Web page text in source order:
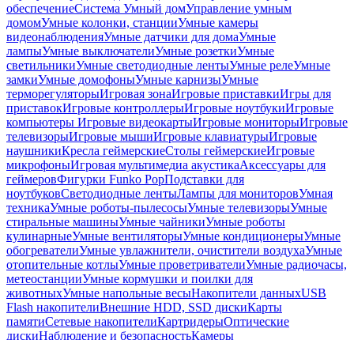
обеспечениеСистема Умный домУправление умным
домомУмные колонки, станцииУмные камеры
видеонаблюденияУмные датчики для домаУмные
лампыУмные выключателиУмные розеткиУмные
светильникиУмные светодиодные лентыУмные релеУмные
замкиУмные домофоныУмные карнизыУмные
терморегуляторыИгровая зонаИгровые приставкиИгры для
приставокИгровые контроллерыИгровые ноутбукиИгровые
компьютеры Игровые видеокартыИгровые мониторыИгровые
телевизорыИгровые мышиИгровые клавиатурыИгровые
наушникиКресла геймерскиеСтолы геймерскиеИгровые
микрофоныИгровая мультимедиа акустикаАксессуары для
геймеровФигурки Funko PopПодставки для
ноутбуковСветодиодные лентыЛампы для мониторовУмная
техникаУмные роботы-пылесосыУмные телевизорыУмные
стиральные машиныУмные чайникиУмные роботы
кулинарныеУмные вентиляторыУмные кондиционерыУмные
обогревателиУмные увлажнители, очистители воздухаУмные
отопительные котлыУмные проветривателиУмные радиочасы,
метеостанцииУмные кормушки и поилки для
животныхУмные напольные весыНакопители данныхUSB
Flash накопителиВнешние HDD, SSD дискиКарты
памятиСетевые накопителиКартридерыОптические
дискиНаблюдение и безопасностьКамеры